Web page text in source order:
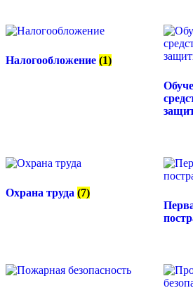
Налогообложение (1)
Охрана труда (7)